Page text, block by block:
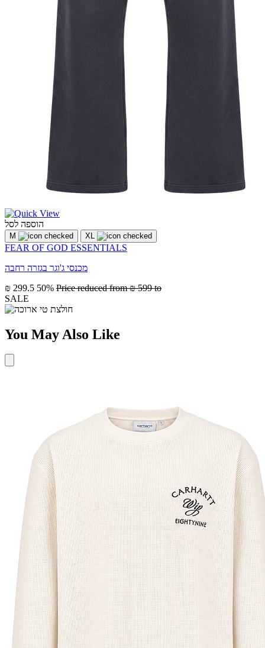
הוספה לסל
M XL
FEAR OF GOD ESSENTIALS
מכנסי ג'וגר בגזרה רחבה
₪ 299.5 50% Price reduced from₪ 599 to
SALE
You May Also Like